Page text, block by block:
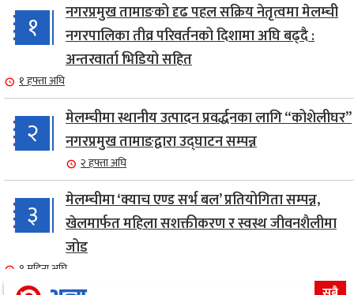
१
नगरप्रमुख तामाङको दृढ पहल सक्रिय नेतृत्वमा मेलम्ची
नगरपालिका तीव्र परिवर्तनको दिशामा अघि बढ्दै :
अन्तरवार्ता भिडियो सहित
१ हफ्ता अघि
२
मेलम्चीमा स्थानीय उत्पादन प्रवर्द्धनका लागि “कोशेलीघर”
नगरप्रमुख तामाङद्वारा उद्घाटन सम्पन्न
२ हफ्ता अघि
३
मेलम्चीमा ‘क्याच एण्ड सर्भ बल’ प्रतियोगिता सम्पन्न,
खेलमार्फत महिला सशक्तीकरण र स्वस्थ जीवनशैलीमा
जोड
१ महिना अघि